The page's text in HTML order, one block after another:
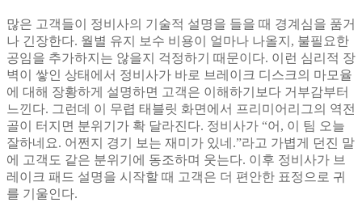
많은 고객들이 정비사의 기술적 설명을 들을 때 경계심을 품거
나 긴장한다. 월별 유지 보수 비용이 얼마나 나올지, 불필요한
공임을 추가하지는 않을지 걱정하기 때문이다. 이런 심리적 장
벽이 쌓인 상태에서 정비사가 바로 브레이크 디스크의 마모율
에 대해 장황하게 설명하면 고객은 이해하기보다 거부감부터
느낀다. 그런데 이 무렵 태블릿 화면에서 프리미어리그의 역전
골이 터지면 분위기가 확 달라진다. 정비사가 “어, 이 팀 오늘
잘하네요. 어쩐지 경기 보는 재미가 있네.”라고 가볍게 던진 말
에 고객도 같은 분위기에 동조하며 웃는다. 이후 정비사가 브
레이크 패드 설명을 시작할 때 고객은 더 편안한 표정으로 귀
를 기울인다.